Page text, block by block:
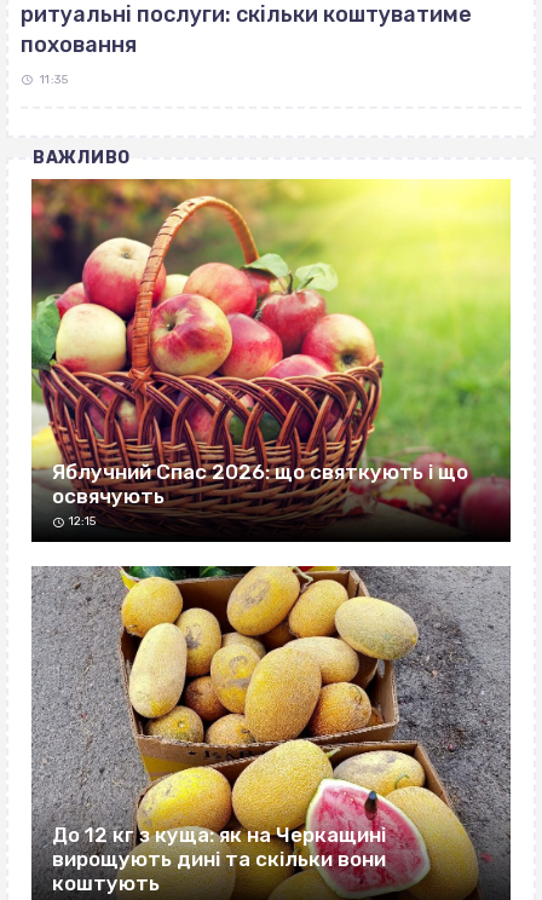
ритуальні послуги: скільки коштуватиме
поховання
11:35
ВАЖЛИВО
Яблучний Спас 2026: що святкують і що
освячують
12:15
До 12 кг з куща: як на Черкащині
вирощують дині та скільки вони
коштують